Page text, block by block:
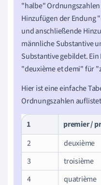
"halbe"
Hinzufügen der Endung
und anschließende
männliche Substantive
Substantive gebildet.
"deuxième et demi" für
Hier ist eine einfache
Ordnungszahlen
1
premier /
2
deuxième
3
troisième
4
quatrième